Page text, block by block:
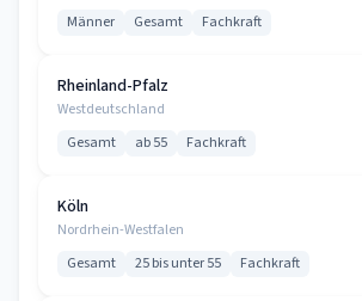
Männer Gesamt Fachkraft
Rheinland-Pfalz
Westdeutschland
Gesamt ab 55 Fachkraft
Köln
Nordrhein-Westfalen
Gesamt 25 bis unter 55 Fachkraft